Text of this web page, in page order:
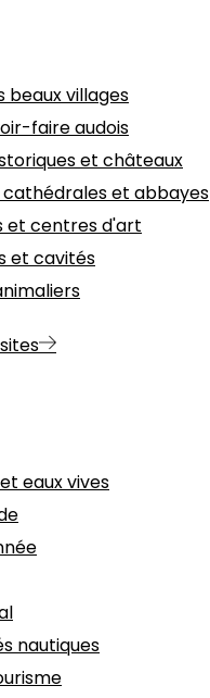
beaux villages
faire audois
et châteaux
cathédrales et abbayes
et centres d'art
et cavités
eaux vives
nautiques